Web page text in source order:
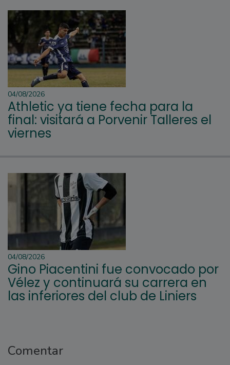
04/08/2026
Athletic ya tiene fecha para la
final: visitará a Porvenir Talleres el
viernes
04/08/2026
Gino Piacentini fue convocado por
Vélez y continuará su carrera en
las inferiores del club de Liniers
Comentar